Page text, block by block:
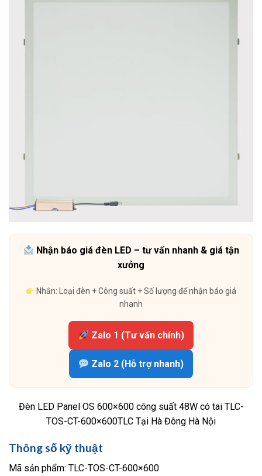
Nhận báo giá đèn LED – tư vấn nhanh & giá tận
xưởng
Nhắn: Loại đèn + Công suất + Số lượng để nhận báo giá
nhanh
Zalo 1 (Tư vấn chính)
Zalo 2 (Hỗ trợ nhanh)
Đèn LED Panel OS 600×600 công suất 48W có tai TLC-
TOS-CT-600×600TLC Tại Hà Đông Hà Nội
Thông số kỹ thuật
Mã sản phẩm: TLC-TOS-CT-600×600